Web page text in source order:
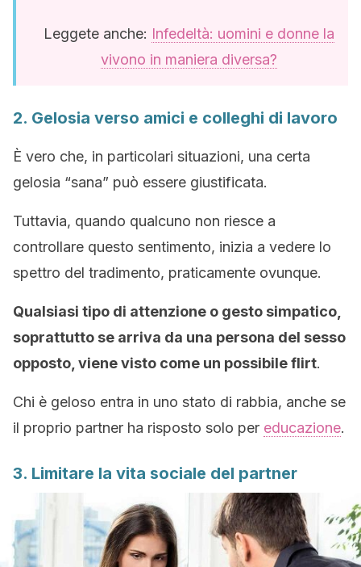
Leggete anche: Infedeltà: uomini e donne la
vivono in maniera diversa?
2. Gelosia verso amici e colleghi di lavoro
È vero che, in particolari situazioni, una certa
gelosia “sana” può essere giustificata.
Tuttavia, quando qualcuno non riesce a
controllare questo sentimento, inizia a vedere lo
spettro del tradimento, praticamente ovunque.
Qualsiasi tipo di attenzione o gesto simpatico,
soprattutto se arriva da una persona del sesso
opposto, viene visto come un possibile flirt.
Chi è geloso entra in uno stato di rabbia, anche se
il proprio partner ha risposto solo per educazione.
3. Limitare la vita sociale del partner